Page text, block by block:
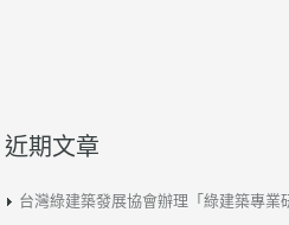
近期文章
台灣綠建築發展協會辦理「綠建築專業